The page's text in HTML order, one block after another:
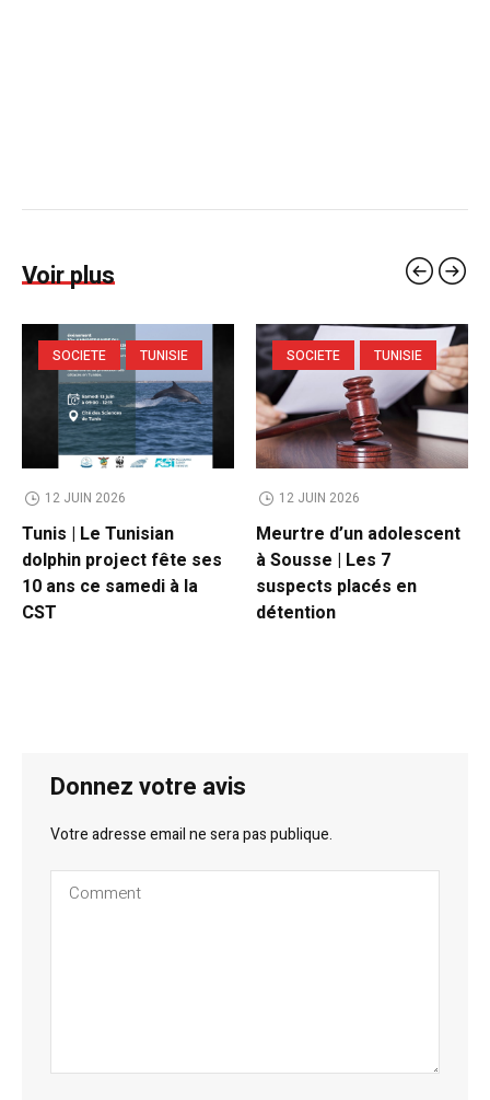
Voir plus
SOCIETE TUNISIE
12 JUIN 2026
Tunis | Le Tunisian
dolphin project fête ses
10 ans ce samedi à la
CST
SOCIETE TUNISIE
12 JUIN 2026
Meurtre d’un adolescent
à Sousse | Les 7
suspects placés en
détention
Donnez votre avis
Votre adresse email ne sera pas publique.